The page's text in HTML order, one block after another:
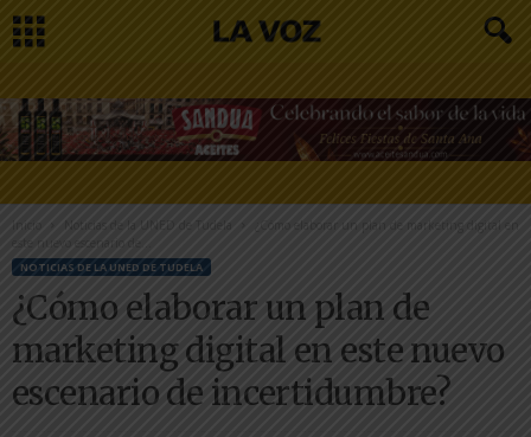
Inicio Noticias de la UNED de Tudela
¿Cómo elaborar un plan de marketing digital en
NOTICIAS DE LA UNED DE TUDELA
¿Cómo elaborar un plan de
marketing digital en este nuevo
escenario de incertidumbre?